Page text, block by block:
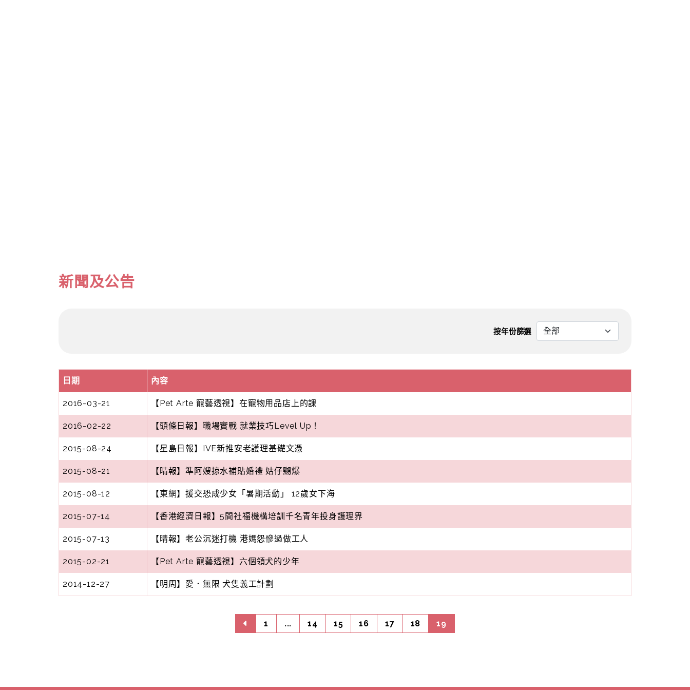
新聞及公告
按年份篩選
日期 內容
2016-03-21 【Pet Arte 寵藝透視】在寵物用品店上的課
2016-02-22 【頭條日報】職場實戰 就業技巧Level Up！
2015-08-24 【星島日報】IVE新推安老護理基礎文憑
2015-08-21 【晴報】準阿嫂掠水補貼婚禮 姑仔嬲爆
2015-08-12 【東網】援交恐成少女「暑期活動」 12歲女下海
2015-07-14 【香港經濟日報】5間社福機構培訓千名青年投身護理界
2015-07-13 【晴報】老公沉迷打機 港媽怨慘過做工人
2015-02-21 【Pet Arte 寵藝透視】六個領犬的少年
2014-12-27 【明周】愛．無限 犬隻義工計劃
1 ... 14 15 16 17 18 19